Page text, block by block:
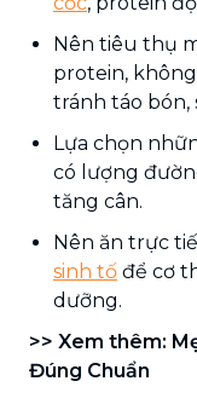
Nên tiêu thụ
protein,
tránh táo bón,
Lựa chọn
có lượng
tăng cân.
Nên ăn trực
sinh tố để cơ
dưỡng.
>> Xem thêm:
Đúng Chuẩn